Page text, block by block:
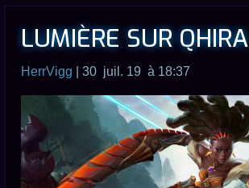
LUMIÈRE SUR QHIRA
HerrVigg | 30 juil. 19 à 18:37